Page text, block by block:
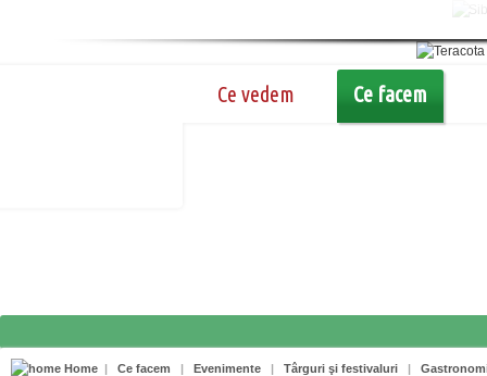
Ce vedem Ce facem
Home | Ce facem | Evenimente | Târguri şi festivaluri |